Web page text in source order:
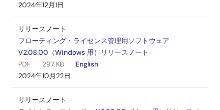
2024年12月1日
リリースノート
フローティング・ライセンス管理用ソフトウェア
V2.08.00（Windows 用）リリースノート
PDF
297 KB
English
2024年10月22日
リリースノート